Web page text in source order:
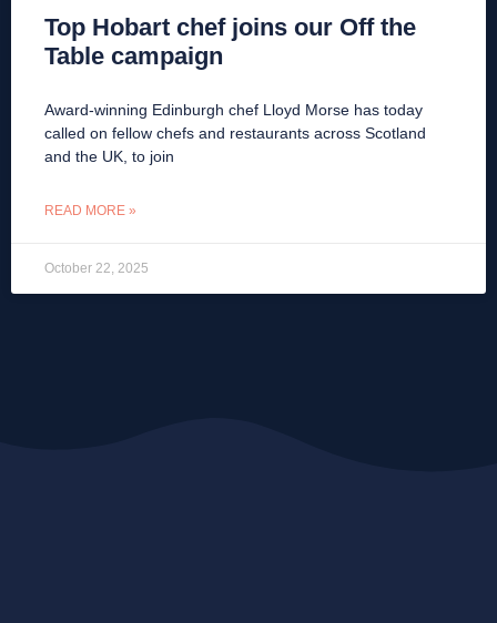
Top Hobart chef joins our Off the
Table campaign
Award-winning Edinburgh chef Lloyd Morse has today
called on fellow chefs and restaurants across Scotland
and the UK, to join
READ MORE »
October 22, 2025